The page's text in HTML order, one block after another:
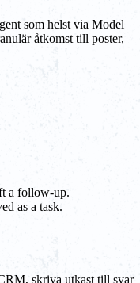
som helst via Model
åtkomst till poster,
a follow-up.
as a task.
skriva utkast till svar